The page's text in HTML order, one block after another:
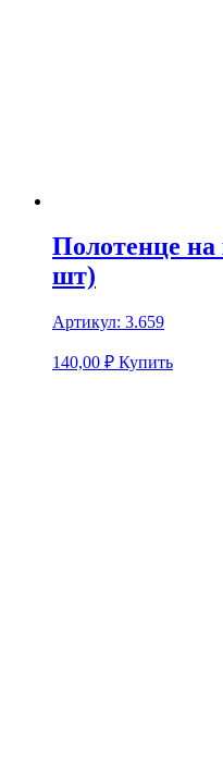
Полотенце на
шт)
Артикул: 3.659
140,00 ₽ Купить